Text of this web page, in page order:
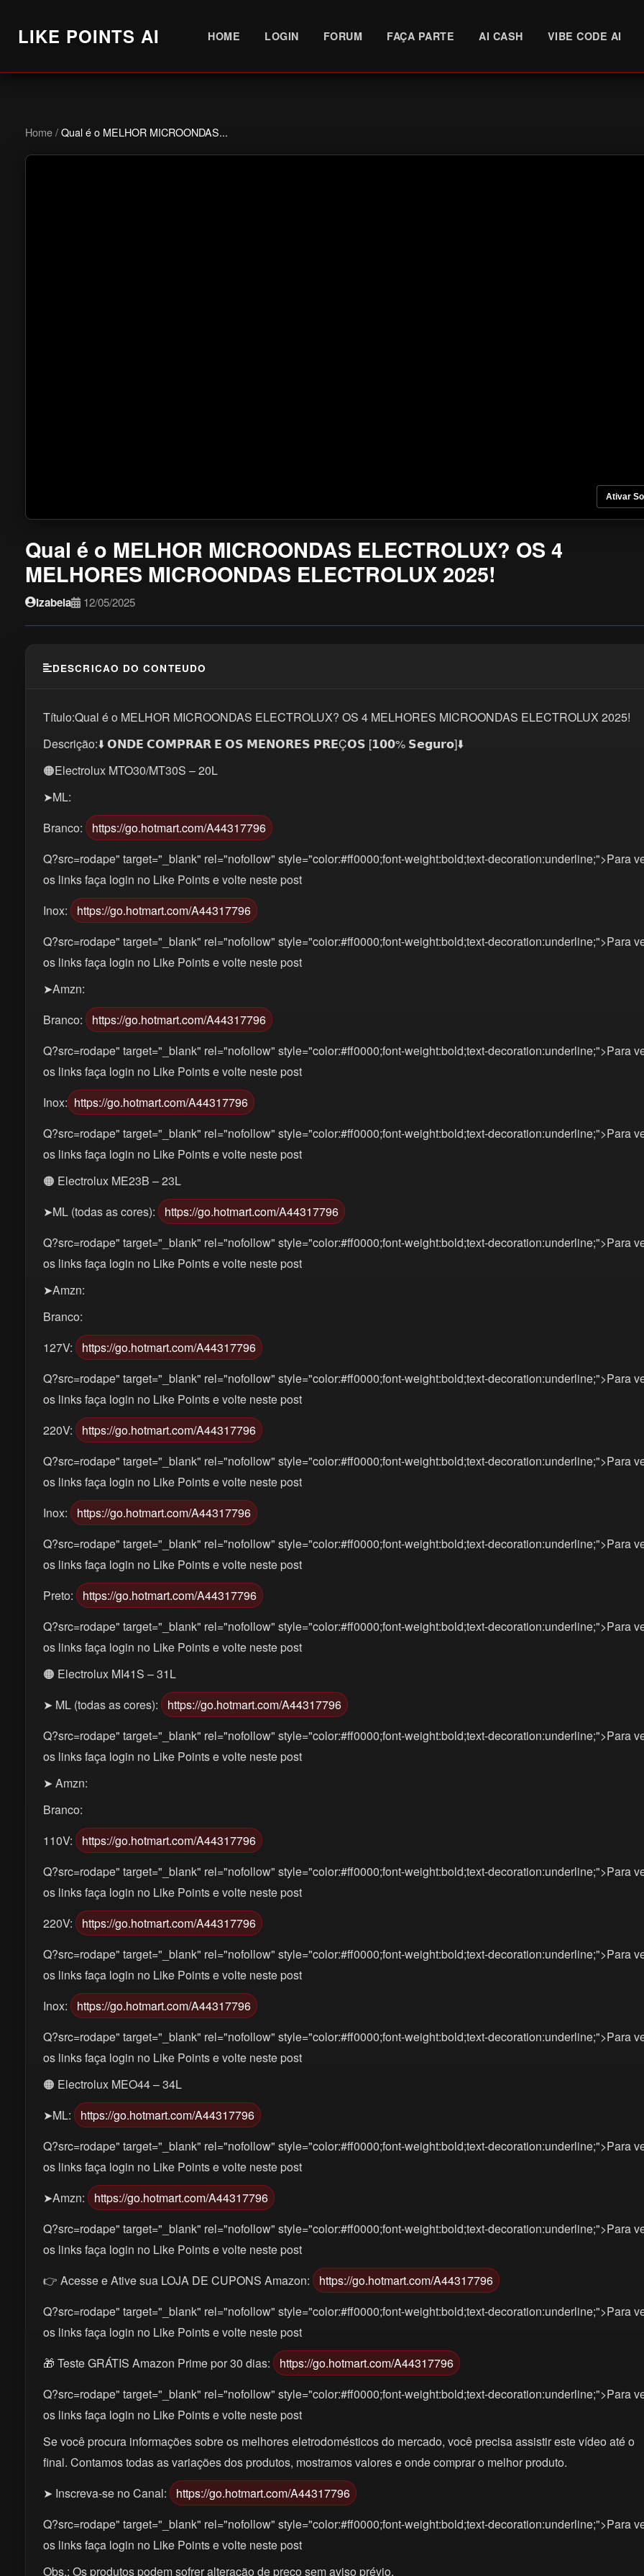
LIKE POINTS AI HOME LOGIN FORUM FAÇA PARTE AI CASH VIBE CODE AI
Home/Qual é o MELHOR MICROONDAS...
Ativar
Qual é o MELHOR MICROONDAS ELECTROLUX? OS 4
MELHORES MICROONDAS ELECTROLUX 2025!
Izabela 12/05/2025
DESCRICAO DO CONTEUDO
Título:Qual é o MELHOR MICROONDAS ELECTROLUX? OS 4 MELHORES MICROONDAS ELECTROLUX 2025!
Descrição:⬇️ 𝗢𝗡𝗗𝗘 𝗖𝗢𝗠𝗣𝗥𝗔𝗥 𝗘 𝗢𝗦 𝗠𝗘𝗡𝗢𝗥𝗘𝗦 𝗣𝗥𝗘Ç𝗢𝗦 [𝟭𝟬𝟬% 𝗦𝗲𝗴𝘂𝗿𝗼]⬇️
🟠Electrolux MTO30/MT30S – 20L
➤ML:
Branco:
https://go.hotmart.com/A44317796
Q?src=rodape" target="_blank" rel="nofollow" style="color:#ff0000;font-weight:bold;text-decoration:underline;">Para
os links faça login no Like Points e volte neste post
Inox:
https://go.hotmart.com/A44317796
Q?src=rodape" target="_blank" rel="nofollow" style="color:#ff0000;font-weight:bold;text-decoration:underline;">Para
os links faça login no Like Points e volte neste post
➤Amzn:
Branco:
https://go.hotmart.com/A44317796
Q?src=rodape" target="_blank" rel="nofollow" style="color:#ff0000;font-weight:bold;text-decoration:underline;">Para
os links faça login no Like Points e volte neste post
Inox: https://go.hotmart.com/A44317796
Q?src=rodape" target="_blank" rel="nofollow" style="color:#ff0000;font-weight:bold;text-decoration:underline;">Para
os links faça login no Like Points e volte neste post
🟠 Electrolux ME23B – 23L
➤ML (todas as cores):
https://go.hotmart.com/A44317796
Q?src=rodape" target="_blank" rel="nofollow" style="color:#ff0000;font-weight:bold;text-decoration:underline;">Para
os links faça login no Like Points e volte neste post
➤Amzn:
Branco:
127V:
https://go.hotmart.com/A44317796
Q?src=rodape" target="_blank" rel="nofollow" style="color:#ff0000;font-weight:bold;text-decoration:underline;">Para
os links faça login no Like Points e volte neste post
220V:
https://go.hotmart.com/A44317796
Q?src=rodape" target="_blank" rel="nofollow" style="color:#ff0000;font-weight:bold;text-decoration:underline;">Para
os links faça login no Like Points e volte neste post
Inox:
https://go.hotmart.com/A44317796
Q?src=rodape" target="_blank" rel="nofollow" style="color:#ff0000;font-weight:bold;text-decoration:underline;">Para
os links faça login no Like Points e volte neste post
Preto:
https://go.hotmart.com/A44317796
Q?src=rodape" target="_blank" rel="nofollow" style="color:#ff0000;font-weight:bold;text-decoration:underline;">Para
os links faça login no Like Points e volte neste post
🟠 Electrolux MI41S – 31L
➤ ML (todas as cores):
https://go.hotmart.com/A44317796
Q?src=rodape" target="_blank" rel="nofollow" style="color:#ff0000;font-weight:bold;text-decoration:underline;">Para
os links faça login no Like Points e volte neste post
➤ Amzn:
Branco:
110V:
https://go.hotmart.com/A44317796
Q?src=rodape" target="_blank" rel="nofollow" style="color:#ff0000;font-weight:bold;text-decoration:underline;">Para
os links faça login no Like Points e volte neste post
220V:
https://go.hotmart.com/A44317796
Q?src=rodape" target="_blank" rel="nofollow" style="color:#ff0000;font-weight:bold;text-decoration:underline;">Para
os links faça login no Like Points e volte neste post
Inox:
https://go.hotmart.com/A44317796
Q?src=rodape" target="_blank" rel="nofollow" style="color:#ff0000;font-weight:bold;text-decoration:underline;">Para
os links faça login no Like Points e volte neste post
🟠 Electrolux MEO44 – 34L
➤ML:
https://go.hotmart.com/A44317796
Q?src=rodape" target="_blank" rel="nofollow" style="color:#ff0000;font-weight:bold;text-decoration:underline;">Para
os links faça login no Like Points e volte neste post
➤Amzn:
https://go.hotmart.com/A44317796
Q?src=rodape" target="_blank" rel="nofollow" style="color:#ff0000;font-weight:bold;text-decoration:underline;">Para
os links faça login no Like Points e volte neste post
👉 Acesse e Ative sua LOJA DE CUPONS Amazon:
https://go.hotmart.com/A44317796
Q?src=rodape" target="_blank" rel="nofollow" style="color:#ff0000;font-weight:bold;text-decoration:underline;">Para
os links faça login no Like Points e volte neste post
🎁 Teste GRÁTIS Amazon Prime por 30 dias:
https://go.hotmart.com/A44317796
Q?src=rodape" target="_blank" rel="nofollow" style="color:#ff0000;font-weight:bold;text-decoration:underline;">Para
os links faça login no Like Points e volte neste post
Se você procura informações sobre os melhores eletrodomésticos do mercado, você precisa assistir este vídeo até o
final. Contamos todas as variações dos produtos, mostramos valores e onde comprar o melhor produto.
➤ Inscreva-se no Canal:
https://go.hotmart.com/A44317796
Q?src=rodape" target="_blank" rel="nofollow" style="color:#ff0000;font-weight:bold;text-decoration:underline;">Para
os links faça login no Like Points e volte neste post
Obs.: Os produtos podem sofrer alteração de preço sem aviso prévio.